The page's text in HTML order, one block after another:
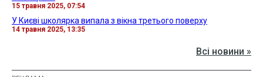
15 травня 2025, 07:54
У Києві школярка випала з вікна третього поверху
14 травня 2025, 13:35
Всі новини »